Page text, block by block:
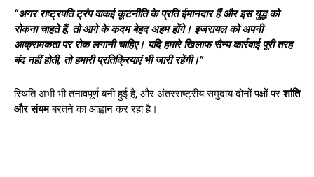
“अगर राष्ट्रपति ट्रंप वाकई कूटनीति के प्रति ईमानदार हैं और इस युद्ध को
रोकना चाहते हैं, तो आगे के कदम बेहद अहम होंगे। इजरायल को अपनी
आक्रामकता पर रोक लगानी चाहिए। यदि हमारे खिलाफ सैन्य कार्रवाई पूरी तरह
बंद नहीं होती, तो हमारी प्रतिक्रियाएं भी जारी रहेंगी।”
स्थिति अभी भी तनावपूर्ण बनी हुई है, और अंतरराष्ट्रीय समुदाय दोनों पक्षों परशांति
और संयमबरतने का आह्वान कर रहा है।